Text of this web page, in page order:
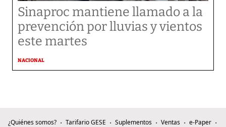
Sinaproc mantiene llamado a la
prevención por lluvias y vientos
este martes
NACIONAL
¿Quiénes somos? Tarifario GESE Suplementos Ventas
e-Paper